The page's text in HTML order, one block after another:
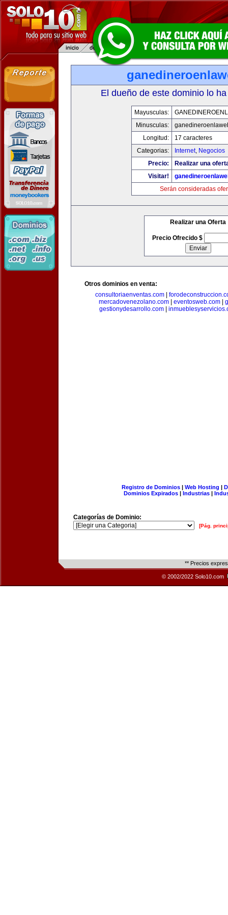
El dueño de este dominio lo
Mayusculas:
Minusculas:
Longitud:
17 caracteres
Categorias:
Internet, Negocios
Precio:
Realizar una
Visitar!
Serán consideradas
Realizar una Oferta
Precio Ofrecido $
Otros dominios en venta:
consultoriaenventas.com
mercadovenezolano.com
eventosweb.com
gestionydesarrollo.com
Registro de Dominios| Web Hosting |
Dominios Expirados | Industrias |
Categorías de Dominio:
[Pág.
** Precios
© 2002/2022 Solo10.com